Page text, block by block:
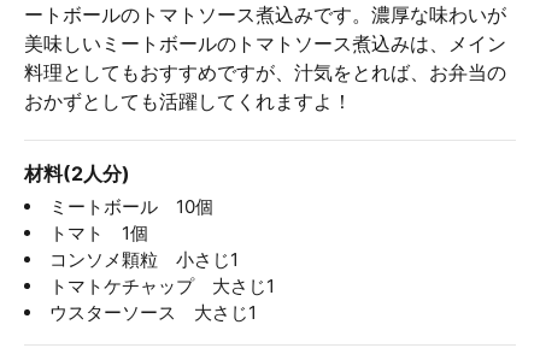
ートボールのトマトソース煮込みです。濃厚な味わいが
美味しいミートボールのトマトソース煮込みは、メイン
料理としてもおすすめですが、汁気をとれば、お弁当の
おかずとしても活躍してくれますよ！
材料(2人分)
ミートボール 10個
トマト 1個
コンソメ顆粒 小さじ1
トマトケチャップ 大さじ1
ウスターソース 大さじ1